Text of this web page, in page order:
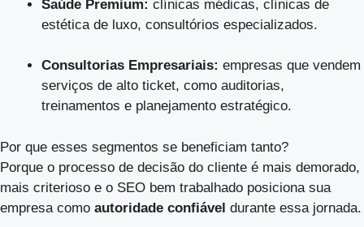
Saúde Premium: clínicas médicas, clínicas de
estética de luxo, consultórios especializados.
Consultorias Empresariais: empresas que vendem
serviços de alto ticket, como auditorias,
treinamentos e planejamento estratégico.
Por que esses segmentos se beneficiam tanto?
Porque o processo de decisão do cliente é mais demorado,
mais criterioso e o SEO bem trabalhado posiciona sua
empresa como autoridade confiável durante essa jornada.